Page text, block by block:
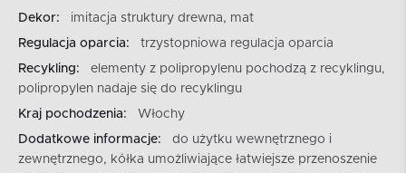
Dekor:
imitacja struktury drewna, mat
Regulacja oparcia:
trzystopniowa regulacja oparcia
Recykling:
elementy z polipropylenu pochodzą z recyklingu,
polipropylen nadaje się do recyklingu
Kraj pochodzenia:
Włochy
Dodatkowe informacje:
do użytku wewnętrznego i
zewnętrznego, kółka umożliwiające łatwiejsze przenoszenie